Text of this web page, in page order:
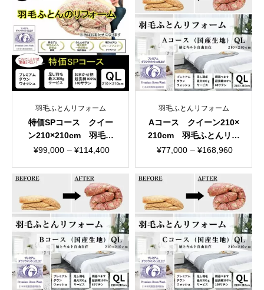
–
¥70,400
¥75,900
羽毛ふとんリフォーム
特価SPコース クイー
ン210×210cm 羽毛ふ
とんリフォーム おまか
¥99,000 – ¥114,400
価
帯:
¥99,000
¥114,400
羽毛ふとんリフォーム
Aコース クイーン210×
210cm 羽毛ふとんリフ
ォーム 国産生地
¥77,000 – ¥168,960
価
帯:
¥77,000
¥168,960